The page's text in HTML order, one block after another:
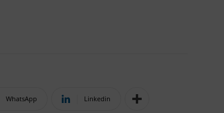
WhatsApp Linkedin